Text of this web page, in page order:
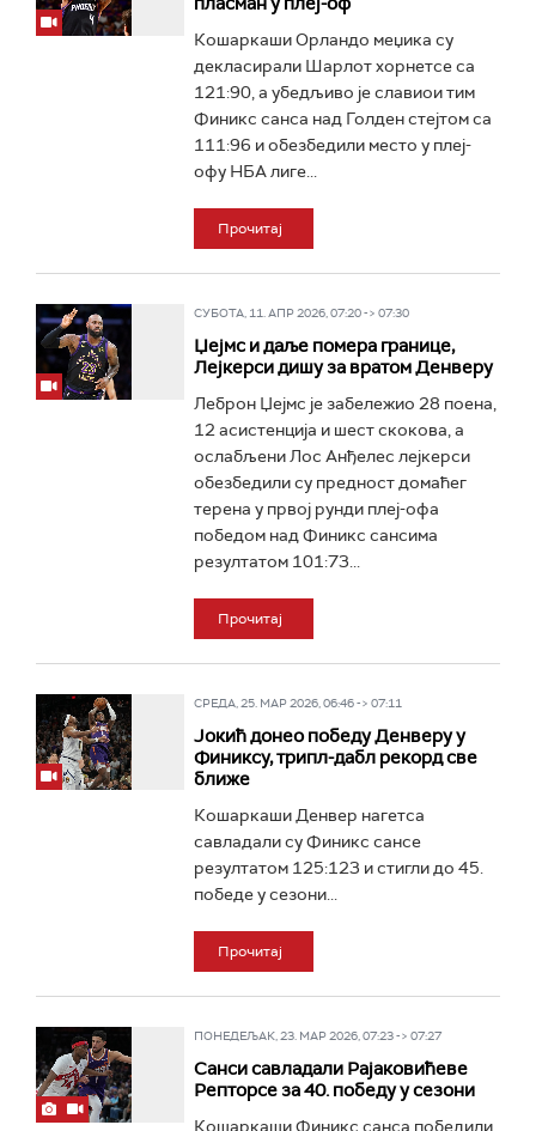
Кошаркаши Орландо меџика су
декласирали Шарлот хорнетсе са
121:90, а убедљиво је славиои тим
Финикс санса над Голден стејтом са
111:96 и обезбедили место у плеј-
офу НБА лиге...
Прочитај
СУБОТА, 11. АПР 2026, 07:20 -> 07:30
Џејмс и даље помера границе,
Лејкерси дишу за вратом Денверу
Леброн Џејмс је забележио 28 поена,
12 асистенција и шест скокова, а
ослабљени Лос Анђелес лејкерси
обезбедили су предност домаћег
терена у првој рунди плеј-офа
победом над Финикс сансима
резултатом 101:73...
Прочитај
СРЕДА, 25. МАР 2026, 06:46 -> 07:11
Јокић донео победу Денверу у
Финиксу, трипл-дабл рекорд све
ближе
Кошаркаши Денвер нагетса
савладали су Финикс сансе
резултатом 125:123 и стигли до 45.
победе у сезони...
Прочитај
ПОНЕДЕЉАК, 23. МАР 2026, 07:23 -> 07:27
Санси савладали Рајаковићеве
Репторсе за 40. победу у сезони
Кошаркаши Финикс санса победили